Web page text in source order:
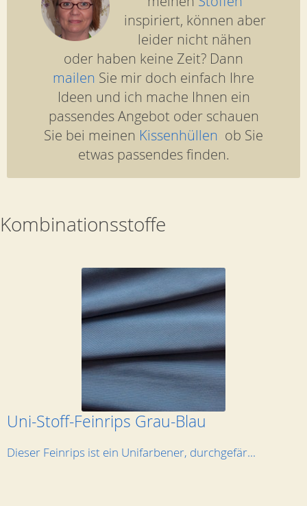
inspiriert, können aber
leider nicht nähen
oder haben keine Zeit? Dann
mailen Sie mir doch einfach Ihre
Ideen und ich mache Ihnen ein
passendes Angebot oder schauen
Sie bei meinen Kissenhüllen ob Sie
etwas passendes finden.
Kombinationsstoffe
Uni-Stoff-Feinrips Grau-Blau
Dieser Feinrips ist ein Unifarbener, durchgefär...